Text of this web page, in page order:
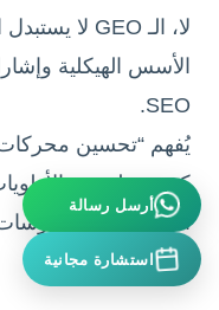
الأسس الهيكلية
SEO.
يُفهم “تحسين
الضوء على الممارسات
نتائج الـ AI.
أرسل رسالة
استشارة مجانية